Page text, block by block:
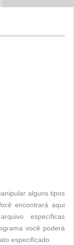
alguns tipos
encontrará aqui
específicas
você poderá
especificado.